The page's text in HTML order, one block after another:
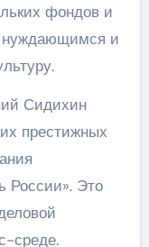
фондов и
нуждающимся и
Сидихин
престижных
России». Это
среде.